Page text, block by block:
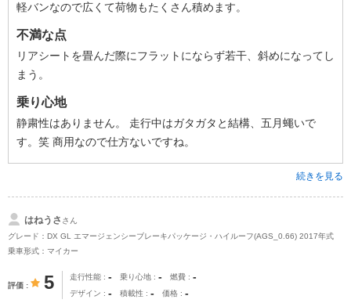
軽バンなので広くて荷物もたくさん積めます。
不満な点
リアシートを畳んだ際にフラットにならず若干、斜めになってし
まう。
乗り心地
静粛性はありません。 走行中はガタガタと結構、五月蠅いで
す。笑 商用なので仕方ないですね。
続きを見る
はねうさ さん
グレード：DX GL エマージェンシーブレーキパッケージ・ハイルーフ(AGS_0.66) 2017年式
乗車形式：マイカー
評価 5 走行性能 - 乗り心地 - 燃費 -
デザイン - 積載性 - 価格 -